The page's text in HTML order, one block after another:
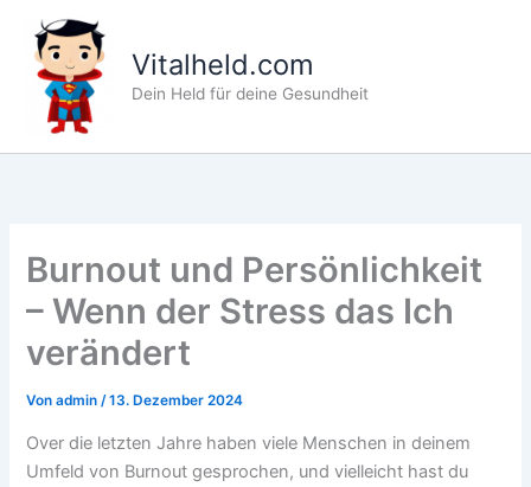
Inhalt
springen
Vitalheld.com
Dein Held für deine Gesundheit
Burnout und Persönlichkeit
– Wenn der Stress das Ich
verändert
Vonadmin/13. Dezember 2024
Over die letzten Jahre haben viele Menschen in deinem
Umfeld von Burnout gesprochen, und vielleicht hast du